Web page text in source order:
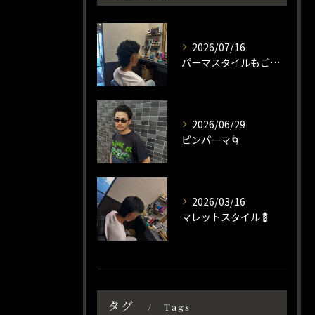
2026/07/16
パーマスタイルもご相談ください☀️
2026/06/29
ピンパーマ🌀
2026/03/16
マレットスタイル💈
タグ Tags